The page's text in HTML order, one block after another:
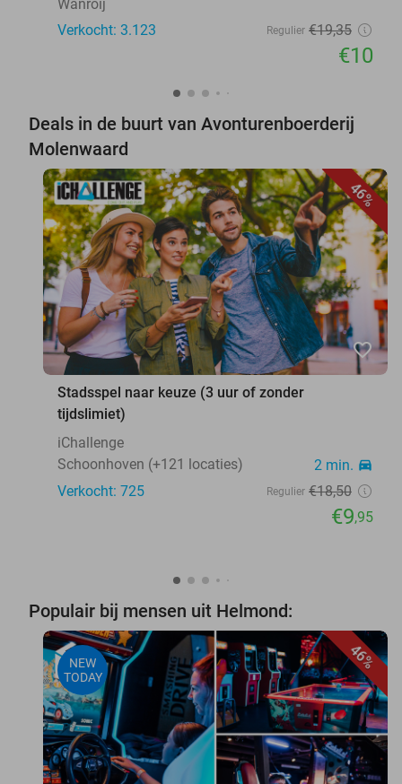
Wanroij
Verkocht: 3.123
Regulier €19,35
€10
Deals in de buurt van Avonturenboerderij
Molenwaard
46%
favorite_border
Stadsspel naar keuze (3 uur of zonder
tijdslimiet)
iChallenge
Schoonhoven (+121 locaties)
2 min. directions_car
Verkocht: 725 Regulier €18,50
€9,95
Populair bij mensen uit Helmond:
46%
NEW
TODAY